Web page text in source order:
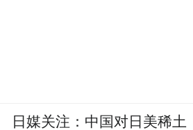
日媒关注：中国对日美稀土